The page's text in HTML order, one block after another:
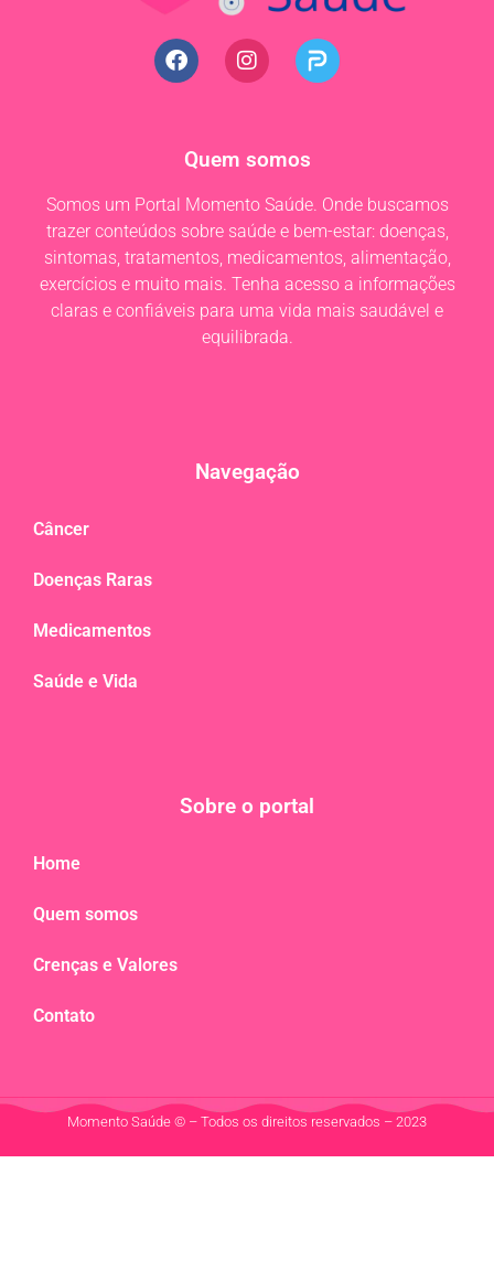
Quem somos
Somos um Portal Momento Saúde. Onde buscamos
trazer conteúdos sobre saúde e bem-estar: doenças,
sintomas, tratamentos, medicamentos, alimentação,
exercícios e muito mais. Tenha acesso a informações
claras e confiáveis para uma vida mais saudável e
equilibrada.
Navegação
Câncer
Doenças Raras
Medicamentos
Saúde e Vida
Sobre o portal
Home
Quem somos
Crenças e Valores
Contato
Momento Saúde © – Todos os direitos reservados – 2023